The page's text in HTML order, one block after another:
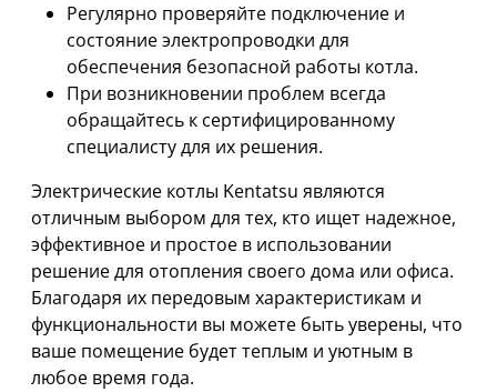
Регулярно проверяйте подключение и
состояние электропроводки для
обеспечения безопасной работы котла.
При возникновении проблем всегда
обращайтесь к сертифицированному
специалисту для их решения.
Электрические котлы Kentatsu являются
отличным выбором для тех, кто ищет надежное,
эффективное и простое в использовании
решение для отопления своего дома или офиса.
Благодаря их передовым характеристикам и
функциональности вы можете быть уверены, что
ваше помещение будет теплым и уютным в
любое время года.